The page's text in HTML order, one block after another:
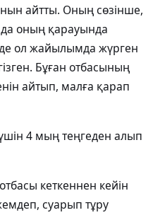
айтты. Оның сөзінше,
оның қарауында
ол жайылымда жүрген
Бұған отбасының
айтып, малға қарап
4 мың теңгеден алып
кеткеннен кейін
суарып тұру